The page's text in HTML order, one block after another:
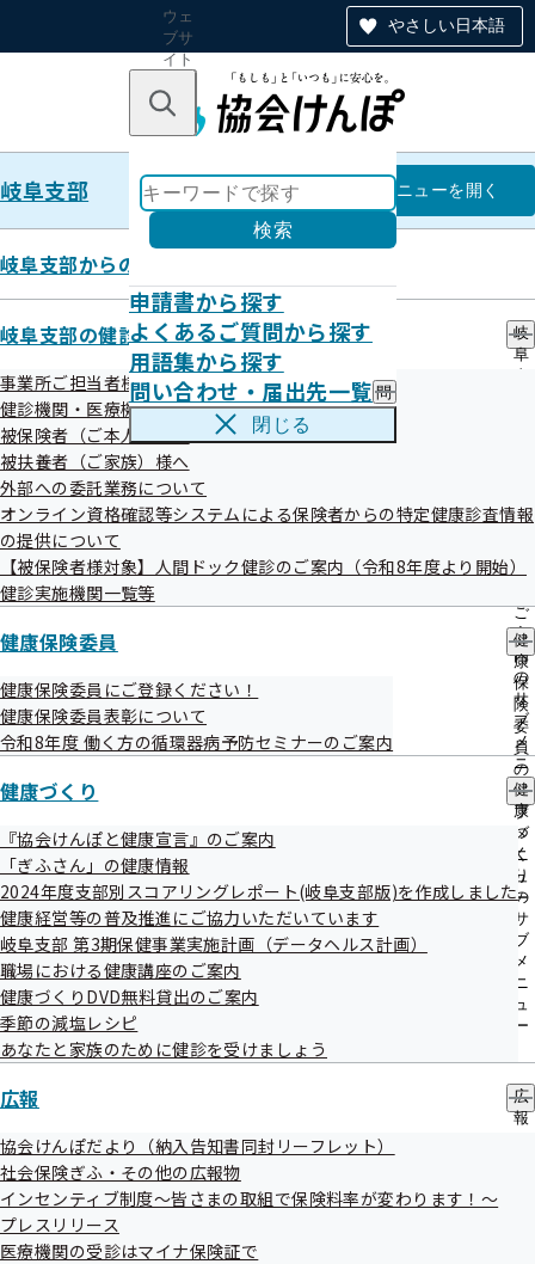
やさしい日本語
ウェ
ブサ
イト
のナ
ン
キーワードで探す
検索
申請書から探す
よくあるご質問から探す
用語集から探す
問い合わせ・届出先一覧 問
い
届
先
覧
ュ
ー
閉じる
岐阜支部 岐阜支部
メニューを開く
岐阜支部からのお知らせ
岐阜支部の健診・保健指導のご案内
岐
阜
保
健
導
ご
案
内
の
サ
ブ
メ
ニ
ュ
ー
事業所ご担当者様へ
健診機関・医療機関の皆さまへ
被保険者（ご本人）様へ
被扶養者（ご家族）様へ
外部への委託業務について
オンライン資格確認等システムによる保険者からの特定健康診査情報
の提供について
【被保険者様対象】人間ドック健診のご案内（令和8年度より開始）
健診実施機関一覧等
健康保険委員
健
康
保
険
委
員
の
サ
ブ
メ
ニ
ュ
ー
健康保険委員にご登録ください！
健康保険委員表彰について
令和8年度 働く方の循環器病予防セミナーのご案内
健康づくり
健
康
づ
く
り
の
サ
ブ
メ
ニ
ュ
ー
『協会けんぽと健康宣言』のご案内
「ぎふさん」の健康情報
2024年度支部別スコアリングレポート(岐阜支部版)を作成しました
健康経営等の普及推進にご協力いただいています
岐阜支部 第3期保健事業実施計画（データヘルス計画）
職場における健康講座のご案内
健康づくりDVD無料貸出のご案内
季節の減塩レシピ
あなたと家族のために健診を受けましょう
広報
広
報
協会けんぽだより（納入告知書同封リーフレット）
社会保険ぎふ・その他の広報物
インセンティブ制度～皆さまの取組で保険料率が変わります！～
プレスリリース
医療機関の受診はマイナ保険証で
令和07年06月
お知らせ
令和07年06月19日
メールマガジンバックナンバーを掲載しました
令和07年06月11日
協会けんぽだより（令和7年6月号）を掲載しました
令和07年06月09日
全国健康保険協会は今年度よりバイオシミラー使用促進等事
業を全支部で開始します
令和07年06月09日
【免除期間延長】令和６年能登半島地震により被災された皆
様へ～医療機関における一部負担金の免除について～